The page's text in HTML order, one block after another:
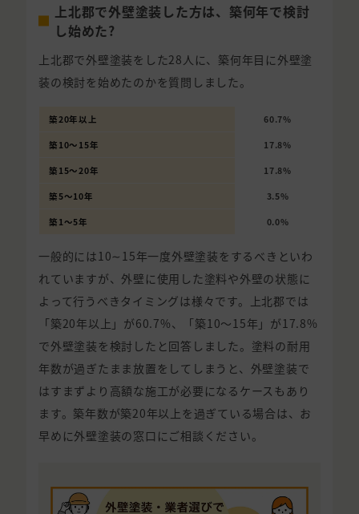
上北郡で外壁塗装した方は、築何年で検討
し始めた?
上北郡で外壁塗装をした28人に、築何年目に外壁塗
装の検討を始めたのかを質問しました。
築20年以上 60.7%
築10〜15年 17.8%
築15〜20年 17.8%
築5〜10年 3.5%
築1〜5年 0.0%
一般的には10∼15年一度外壁塗装をするべきといわ
れていますが、外壁に使用した塗料や外壁の状態に
よって行うべきタイミングは様々です。上北郡では
「築20年以上」が60.7%、「築10〜15年」が17.8%
で外壁塗装を検討したと回答しました。塗料の耐用
年数が過ぎたまま放置をしてしまうと、外壁塗装で
はすまずより高額な施工が必要になるケースもあり
ます。築年数が築20年以上を過ぎている場合は、お
早めに外壁塗装の窓口にご相談ください。